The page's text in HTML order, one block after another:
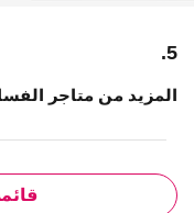
5.
المزيد من متاجر